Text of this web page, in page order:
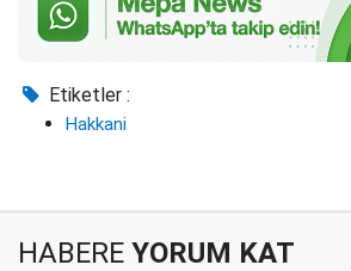
Etiketler :
Hakkani
HABERE YORUM KAT